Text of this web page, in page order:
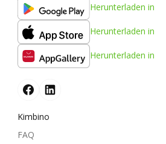
Herunterladen in
Herunterladen in
Herunterladen in
Kimbino
FAQ